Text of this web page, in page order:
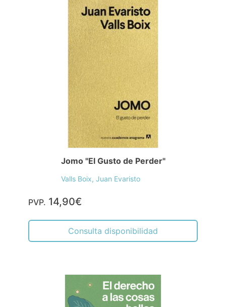
Jomo "El Gusto de Perder"
Valls Boix, Juan Evaristo
PVP. 14,90€
Consulta disponibilidad